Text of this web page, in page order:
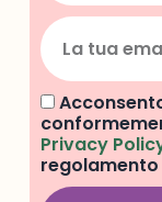
Privacy
regolamento